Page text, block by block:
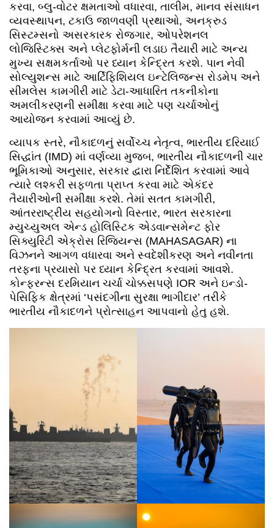
કરવા, બ્લુ-વોટર ક્ષમતાઓ વધારવા, તાલીમ, માનવ સંસાધન
વ્યવસ્થાપન, ટકાઉ જાળવણી પ્રથાઓ, અનક્રુડ
સિસ્ટમ્સનો અસરકારક રોજગાર, ઓપરેશનલ
લોજિસ્ટિક્સ અને પ્લેટફોર્મની લડાઇ તૈયારી માટે અન્ય
મુખ્ય સક્ષમકર્તાઓ પર ધ્યાન કેન્દ્રિત કરશે. પાન નેવી
સોલ્યુશન્સ માટે આર્ટિફિશિયલ ઇન્ટેલિજન્સ રોડમેપ અને
સીમલેસ કામગીરી માટે ડેટા-આધારિત તકનીકોના
અમલીકરણની સમીક્ષા કરવા માટે પણ ચર્ચાઓનું
આયોજન કરવામાં આવ્યું છે.
વ્યાપક સ્તરે, નૌકાદળનું સર્વોચ્ચ નેતૃત્વ, ભારતીય દરિયાઈ
સિદ્ધાંત (IMD) માં વર્ણવ્યા મુજબ, ભારતીય નૌકાદળની ચાર
ભૂમિકાઓ અનુસાર, સરકાર દ્વારા નિર્દેશિત કરવામાં આવે
ત્યારે લશ્કરી સફળતા પ્રાપ્ત કરવા માટે એકંદર
તૈયારીઓની સમીક્ષા કરશે. તેમાં સતત કામગીરી,
આંતરરાષ્ટ્રીય સહયોગનો વિસ્તાર, ભારત સરકારના
મ્યુચ્યુઅલ એન્ડ હોલિસ્ટિક એડવાન્સમેન્ટ ફોર
સિક્યુરિટી એક્રોસ રિજિયન્સ (MAHASAGAR) ના
વિઝનને આગળ વધારવા અને સ્વદેશીકરણ અને નવીનતા
તરફના પ્રયાસો પર ધ્યાન કેન્દ્રિત કરવામાં આવશે.
કોન્ફરન્સ દરમિયાન ચર્ચા ચોક્કસપણે IOR અને ઇન્ડો-
પેસિફિક ક્ષેત્રમાં ‘પસંદગીના સુરક્ષા ભાગીદાર’ તરીકે
ભારતીય નૌકાદળને પ્રોત્સાહન આપવાનો હેતુ હશે.